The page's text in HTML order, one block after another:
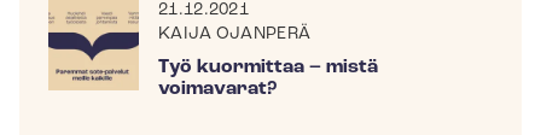
21.12.2021
KAIJA OJANPERÄ
Työ kuormittaa – mistä
voimavarat?